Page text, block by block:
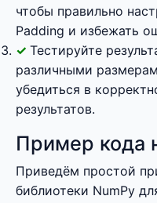
чтобы правильно
Padding и избежать
Тестируйте
различными
убедиться в
результатов.
Пример кода
Приведём простой
библиотеки NumPy